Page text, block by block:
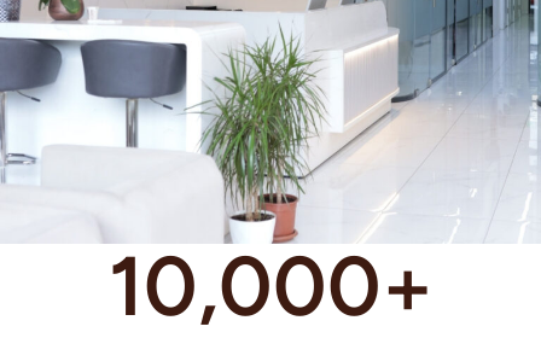
10,000+